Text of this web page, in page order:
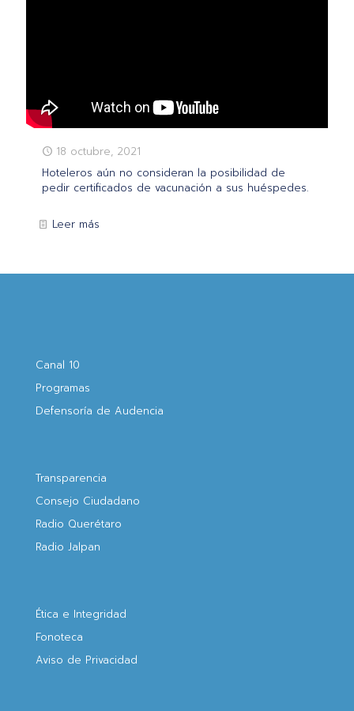
18 octubre, 2021
Hoteleros aún no consideran la posibilidad de
pedir certificados de vacunación a sus huéspedes.
Leer más
Canal 10
Programas
Defensoría de Audencia
Transparencia
Consejo Ciudadano
Radio Querétaro
Radio Jalpan
Ética e Integridad
Fonoteca
Aviso de Privacidad